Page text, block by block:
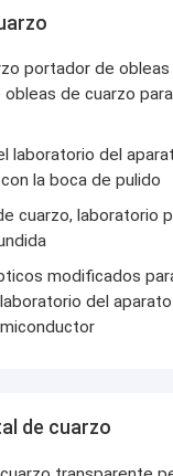
personalizadas
óptico
medida óptico
portador de obleas
de cuarzo
laboratorio del
la boca de pulido
cuarzo, laboratorio
modificados
del
de cuarzo